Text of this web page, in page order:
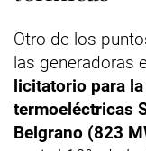
Otro de los
las generadoras
licitatorio para
termoeléctricas
Belgrano (823